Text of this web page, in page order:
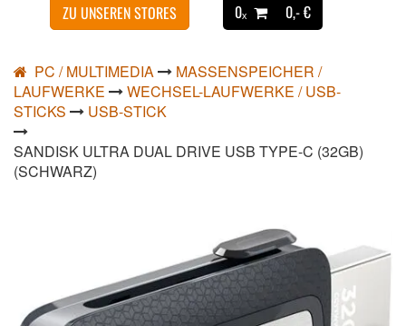
ZU UNSEREN STORES 0ₓ 0,- €
PC / MULTIMEDIA
MASSENSPEICHER /
LAUFWERKE
WECHSEL-LAUFWERKE / USB-
STICKS
USB-STICK
SANDISK ULTRA DUAL DRIVE USB TYPE-C (32GB)
(SCHWARZ)